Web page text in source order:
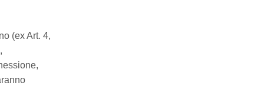
(ex Art. 4,